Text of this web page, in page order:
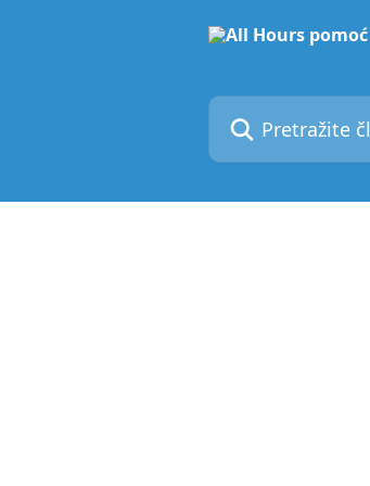
Pretražite članke...